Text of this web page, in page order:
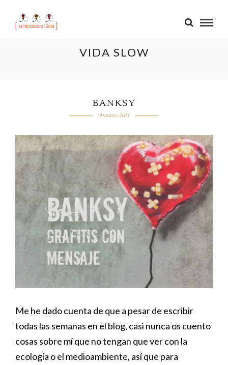
VIDA SLOW
BANKSY
9 marzo, 2015
Me he dado cuenta de que a pesar de escribir
todas las semanas en el blog, casi nunca os cuento
cosas sobre mí que no tengan que ver con la
ecología o el medioambiente, así que para